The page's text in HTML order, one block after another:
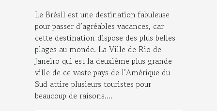
Le Brésil est une destination fabuleuse
pour passer d’agréables vacances, car
cette destination dispose des plus belles
plages au monde. La Ville de Rio de
Janeiro qui est la deuxième plus grande
ville de ce vaste pays de l’Amérique du
Sud attire plusieurs touristes pour
beaucoup de raisons....